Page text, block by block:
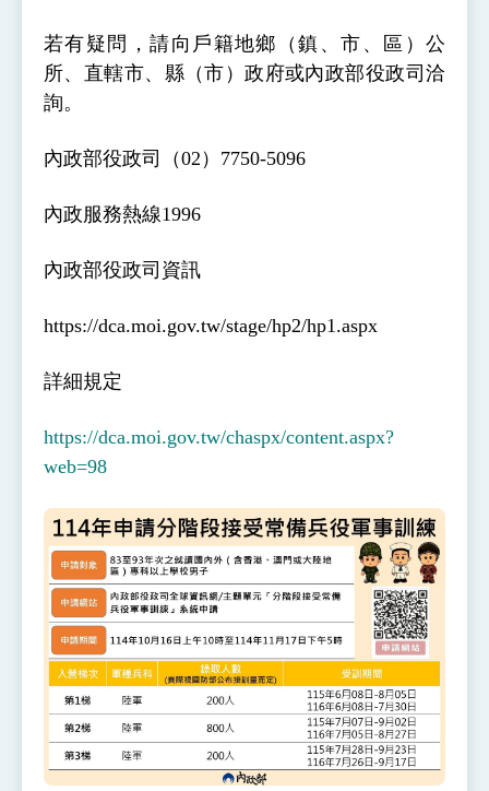
臺美經貿談判獲階段性成果 卓揆期勉爭取時間完
成「臺美對等貿易協定」簽署
卓揆：臺美關稅談判階段性結果有助臺灣取得有
外交部長林佳龍主持第35次「參與亞太經濟合作
民調顯示多數國人滿意政府外交表現，高度支持
「總合外交」與台歐美日關係深化
年談話
命運
賴總統就職演說影片
外交部重要言論
我國政府將在美國亞利桑納州設立「駐鳳凰城辦
事處」，進一步深化台美交流合作
若有疑問，請向戶籍地鄉（鎮、市、區）公
所、直轄市、縣（市）政府或內政部役政司洽
詢。
內政部役政司（02 ） 7750-5096
內政服務熱線1996
內政部役政司資訊
https://dca.moi.gov.tw/stage/hp2/hp1.aspx
詳細規定
https://dca.moi.gov.tw/chaspx/content.aspx?
web=98